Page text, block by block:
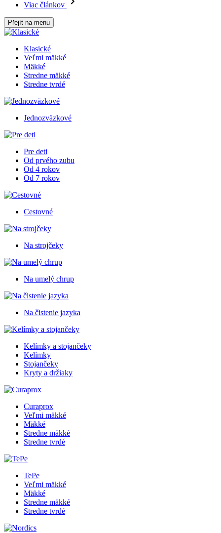
Viac článkov
Přejít na menu
Klasické
Veľmi mäkké
Mäkké
Stredne mäkké
Stredne tvrdé
Jednozväzkové
Pre deti
Od prvého zubu
Od 4 rokov
Od 7 rokov
Cestovné
Na strojčeky
Na umelý chrup
Na čistenie jazyka
Kelímky a stojančeky
Kelímky
Stojančeky
Kryty a držiaky
Curaprox
Veľmi mäkké
Mäkké
Stredne mäkké
Stredne tvrdé
TePe
Veľmi mäkké
Mäkké
Stredne mäkké
Stredne tvrdé